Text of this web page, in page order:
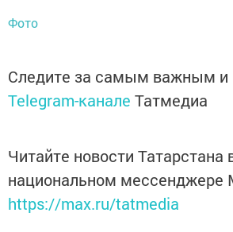
Фото
Следите за самым важным и
Telegram-канале Татмедиа
Читайте новости Татарстана
национальном мессенджере
https://max.ru/tatmedia